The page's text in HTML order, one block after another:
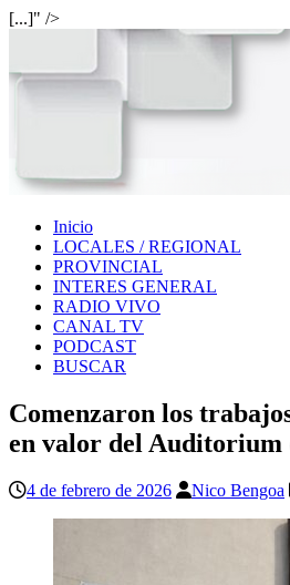
[...]" />
Inicio
LOCALES / REGIONAL
PROVINCIAL
INTERES GENERAL
RADIO VIVO
CANAL TV
PODCAST
BUSCAR
Comenzaron los
en valor del Auditorium
4 de febrero de 2026 Nico Bengoa